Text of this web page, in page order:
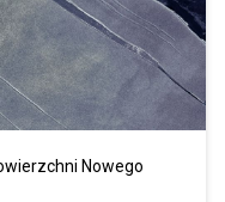
Nowego